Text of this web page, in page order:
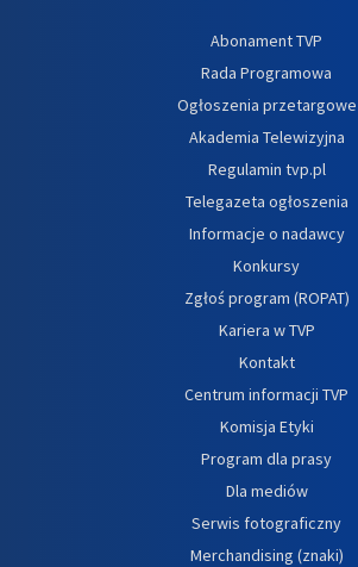
Abonament TVP
Rada Programowa
Ogłoszenia przetargowe
Akademia Telewizyjna
Regulamin tvp.pl
Telegazeta ogłoszenia
Informacje o nadawcy
Konkursy
Zgłoś program (ROPAT)
Kariera w TVP
Kontakt
Centrum informacji TVP
Komisja Etyki
Program dla prasy
Dla mediów
Serwis fotograficzny
Merchandising (znaki)